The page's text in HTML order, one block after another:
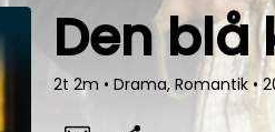
Den blå
2t 2m • Drama, Romantik •